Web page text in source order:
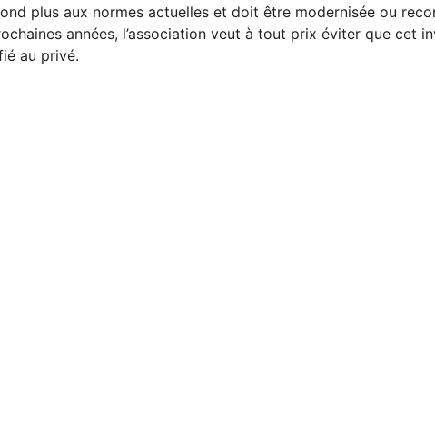
plus aux normes actuelles et doit être modernisée ou
années, l’association veut à tout prix éviter que cet
au privé.